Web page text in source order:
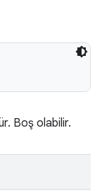
Boş olabilir.